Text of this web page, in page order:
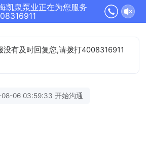
凯泉泵业正在为您服务
没有及时回复您,请拨打4008316911
06 03:59:33 开始沟通